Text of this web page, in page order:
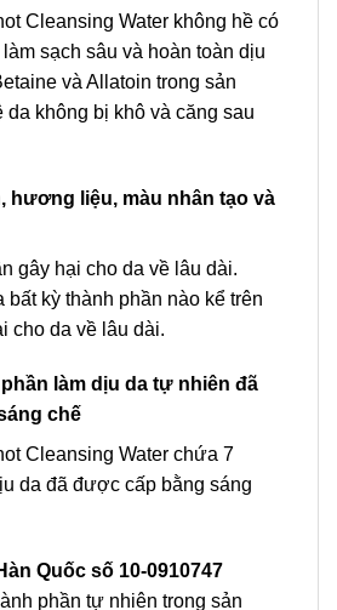
Cleansing Water không hề có
sạch sâu và hoàn toàn dịu
và Allatoin trong sản
da không bị khô và căng sau
hương liệu, màu nhân tạo và
gây hại cho da về lâu dài.
bất kỳ thành phần nào kể trên
cho da về lâu dài.
làm dịu da tự nhiên đã
chế
Cleansing Water chứa 7
da đã được cấp bằng sáng
Quốc số 10-0910747
phần tự nhiên trong sản